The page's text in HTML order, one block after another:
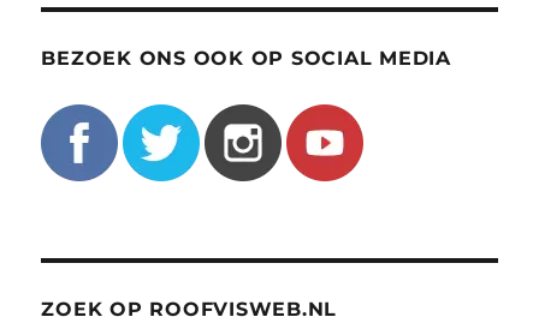
BEZOEK ONS OOK OP SOCIAL MEDIA
ZOEK OP ROOFVISWEB.NL